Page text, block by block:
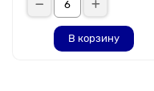
В корзину